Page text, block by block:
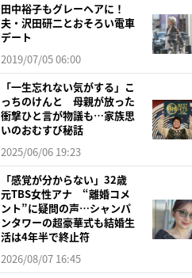
田中裕子もグレーヘアに！
夫・沢田研二とおそろい電車
デート
2019/07/05 06:00
「一生忘れない気がする」こ
っちのけんと 母親が放った
衝撃ひと言が物議も…家族思
いのおむすび秘話
2025/06/06 19:23
「感覚が分からない」32歳
元TBS女性アナ “離婚コメ
ント”に疑問の声…シャンパ
ンタワーの超豪華式も結婚生
活は4年半で終止符
2026/08/07 16:45